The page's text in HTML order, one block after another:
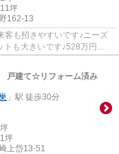
坪
162-13
客も招きやすいです♪ニーズ
トも大きいです♪528万円の
...
戸建て☆リフォーム済み
」駅 徒歩30分
坪
上岱13-51